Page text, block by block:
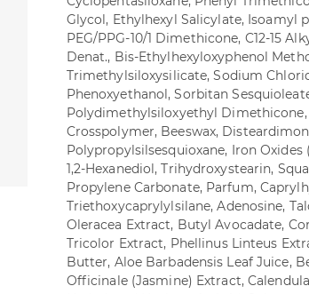
Glycol, Ethylhexyl Salicylate, Isoamyl
PEG/PPG-10/1 Dimethicone, C12-15
Denat., Bis-Ethylhexyloxyphenol
Trimethylsiloxysilicate, Sodium
Phenoxyethanol, Sorbitan
Polydimethylsiloxyethyl
Crosspolymer, Beeswax,
Polypropylsilsesquioxane, Iron Oxides
1,2-Hexanediol, Trihydroxystearin,
Propylene Carbonate, Parfum,
Triethoxycaprylylsilane, Adenosine,
Oleracea Extract, Butyl Avocadate,
Tricolor Extract, Phellinus Linteus
Butter, Aloe Barbadensis Leaf Juice,
Officinale (Jasmine) Extract,